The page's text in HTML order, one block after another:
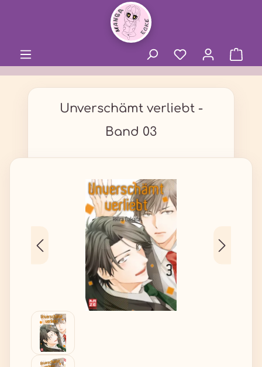
Unverschämt verliebt -
Band 03
Bildergalerie überspringen